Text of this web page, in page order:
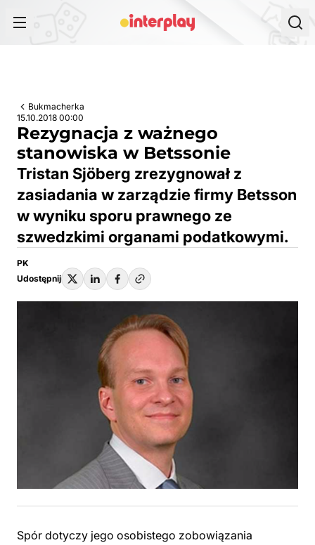
Bukmacherka
15.10.2018 00:00
Rezygnacja z ważnego
stanowiska w Betssonie
Tristan Sjöberg zrezygnował z
zasiadania w zarządzie firmy Betsson
w wyniku sporu prawnego ze
szwedzkimi organami podatkowymi.
PK
Udostępnij
Spór dotyczy jego osobistego zobowiązania